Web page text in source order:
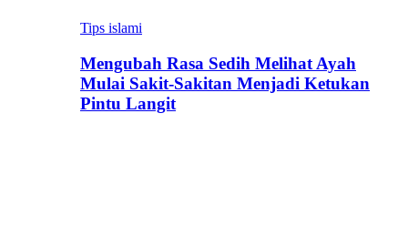
Tips islami
Mengubah Rasa Sedih Melihat Ayah
Mulai Sakit-Sakitan Menjadi Ketukan
Pintu Langit